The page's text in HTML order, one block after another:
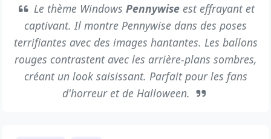
Le thème WindowsPennywise est effrayant et
captivant. Il montre Pennywise dans des poses
terrifiantes avec des images hantantes. Les ballons
rouges contrastent avec les arrière-plans sombres,
créant un look saisissant. Parfait pour les fans
d'horreur et de Halloween.